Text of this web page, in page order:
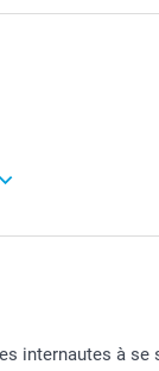
est
une belle journée.
que ce soit
internautes à se